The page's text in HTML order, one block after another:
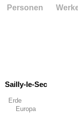
Sailly-le-Sec
Erde
Europa
Personen